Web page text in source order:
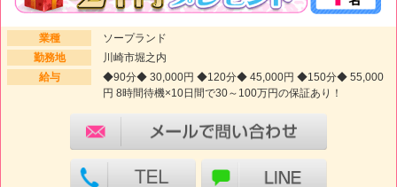
業種
ソープランド
勤務地
川崎市堀之内
給与
◆90分◆ 30,000円 ◆120分◆ 45,000円 ◆150分◆ 55,000
円 8時間待機×10日間で30～100万円の保証あり！